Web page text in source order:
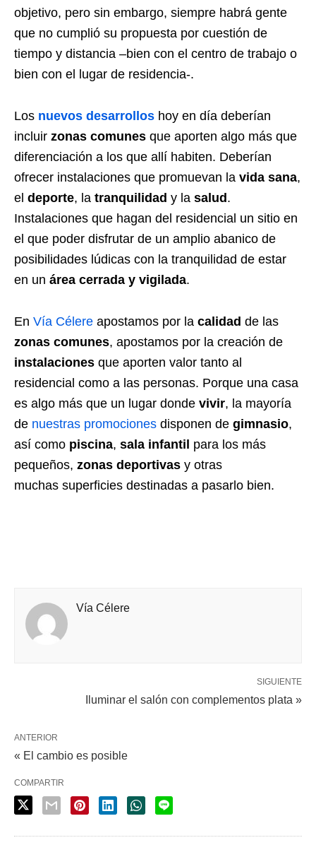
objetivo, pero sin embargo, siempre habrá gente
que no cumplió su propuesta por cuestión de
tiempo y distancia –bien con el centro de trabajo o
bien con el lugar de residencia-.
Los nuevos desarrollos hoy en día deberían
incluir zonas comunes que aporten algo más que
diferenciación a los que allí habiten. Deberían
ofrecer instalaciones que promuevan la vida sana,
el deporte, la tranquilidad y la salud.
Instalaciones que hagan del residencial un sitio en
el que poder disfrutar de un amplio abanico de
posibilidades lúdicas con la tranquilidad de estar
en un área cerrada y vigilada.
En Vía Célere apostamos por la calidad de las
zonas comunes, apostamos por la creación de
instalaciones que aporten valor tanto al
residencial como a las personas. Porque una casa
es algo más que un lugar donde vivir, la mayoría
de nuestras promociones disponen de gimnasio,
así como piscina, sala infantil para los más
pequeños, zonas deportivas y otras
muchas superficies destinadas a pasarlo bien.
Vía Célere
SIGUIENTE
Iluminar el salón con complementos plata »
ANTERIOR
« El cambio es posible
COMPARTIR